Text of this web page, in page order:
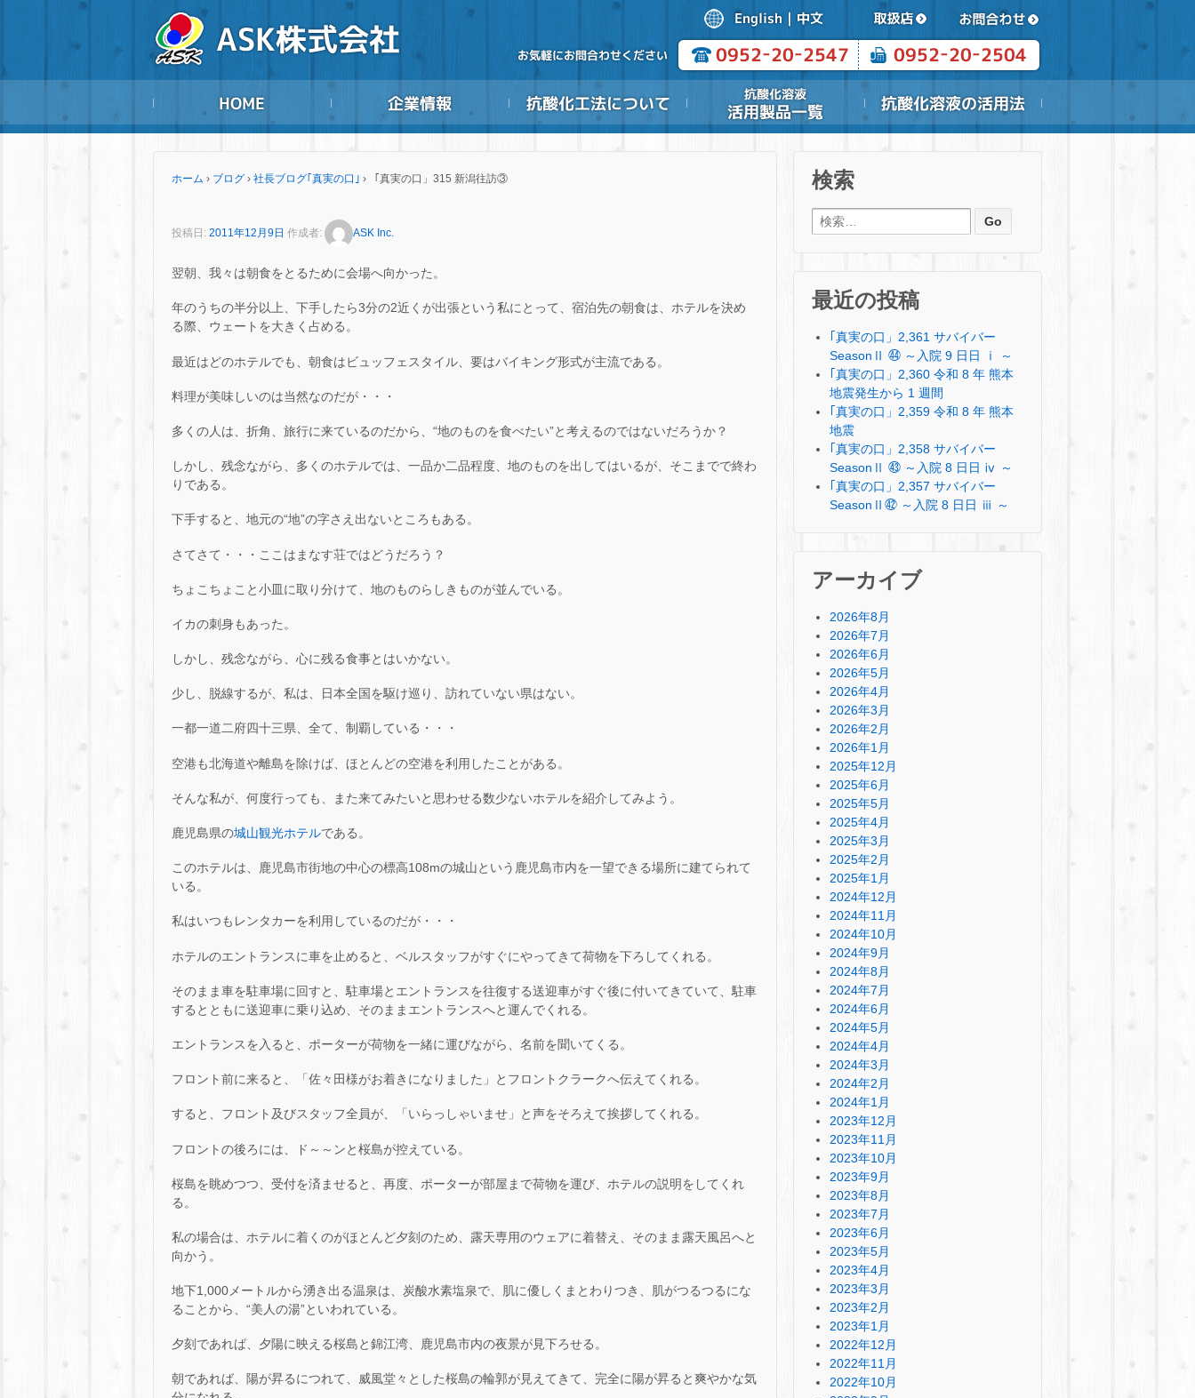
ホーム › ブログ › 社長ブログ｢真実の口｣ › 「真実の口」315 新潟往訪③
投稿日: 2011年12月9日 作成者: ASK Inc.
翌朝、我々は朝食をとるために会場へ向かった。
年のうちの半分以上、下手したら3分の2近くが出張という私にとって、宿泊先の朝食は、ホテルを決め
る際、ウェートを大きく占める。
最近はどのホテルでも、朝食はビュッフェスタイル、要はバイキング形式が主流である。
料理が美味しいのは当然なのだが・・・
多くの人は、折角、旅行に来ているのだから、“地のものを食べたい”と考えるのではないだろうか？
しかし、残念ながら、多くのホテルでは、一品か二品程度、地のものを出してはいるが、そこまでで終わ
りである。
下手すると、地元の“地”の字さえ出ないところもある。
さてさて・・・ここはまなす荘ではどうだろう？
ちょこちょこと小皿に取り分けて、地のものらしきものが並んでいる。
イカの刺身もあった。
しかし、残念ながら、心に残る食事とはいかない。
少し、脱線するが、私は、日本全国を駆け巡り、訪れていない県はない。
一都一道二府四十三県、全て、制覇している・・・
空港も北海道や離島を除けば、ほとんどの空港を利用したことがある。
そんな私が、何度行っても、また来てみたいと思わせる数少ないホテルを紹介してみよう。
鹿児島県の城山観光ホテルである。
このホテルは、鹿児島市街地の中心の標高108mの城山という鹿児島市内を一望できる場所に建てられて
いる。
私はいつもレンタカーを利用しているのだが・・・
ホテルのエントランスに車を止めると、ベルスタッフがすぐにやってきて荷物を下ろしてくれる。
そのまま車を駐車場に回すと、駐車場とエントランスを往復する送迎車がすぐ後に付いてきていて、駐車
するとともに送迎車に乗り込め、そのままエントランスへと運んでくれる。
エントランスを入ると、ポーターが荷物を一緒に運びながら、名前を聞いてくる。
フロント前に来ると、「佐々田様がお着きになりました」とフロントクラークへ伝えてくれる。
すると、フロント及びスタッフ全員が、「いらっしゃいませ」と声をそろえて挨拶してくれる。
フロントの後ろには、ド～～ンと桜島が控えている。
桜島を眺めつつ、受付を済ませると、再度、ポーターが部屋まで荷物を運び、ホテルの説明をしてくれ
る。
私の場合は、ホテルに着くのがほとんど夕刻のため、露天専用のウェアに着替え、そのまま露天風呂へと
向かう。
地下1,000メートルから湧き出る温泉は、炭酸水素塩泉で、肌に優しくまとわりつき、肌がつるつるにな
ることから、“美人の湯”といわれている。
夕刻であれば、夕陽に映える桜島と錦江湾、鹿児島市内の夜景が見下ろせる。
朝であれば、陽が昇るにつれて、威風堂々とした桜島の輪郭が見えてきて、完全に陽が昇ると爽やかな気
検索
検索:
最近の投稿
｢真実の口」2,361 サバイバー
SeasonⅡ ㊹ ～入院 9 日日 ⅰ ～
｢真実の口」2,360 令和 8 年 熊本
地震発生から 1 週間
｢真実の口」2,359 令和 8 年 熊本
地震
｢真実の口」2,358 サバイバー
SeasonⅡ ㊸ ～入院 8 日日 ⅳ ～
｢真実の口」2,357 サバイバー
SeasonⅡ㊷ ～入院 8 日日 ⅲ ～
アーカイブ
2026年8月
2026年7月
2026年6月
2026年5月
2026年4月
2026年3月
2026年2月
2026年1月
2025年12月
2025年6月
2025年5月
2025年4月
2025年3月
2025年2月
2025年1月
2024年12月
2024年11月
2024年10月
2024年9月
2024年8月
2024年7月
2024年6月
2024年5月
2024年4月
2024年3月
2024年2月
2024年1月
2023年12月
2023年11月
2023年10月
2023年9月
2023年8月
2023年7月
2023年6月
2023年5月
2023年4月
2023年3月
2023年2月
2023年1月
2022年12月
2022年11月
2022年10月